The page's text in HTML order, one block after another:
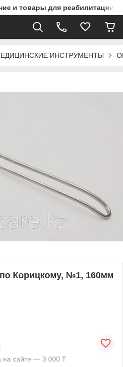
и товары для реабилитации
ИНСТРУМЕНТЫ
Корицкому, №1, 160мм
на сайте — 3 000 ₸